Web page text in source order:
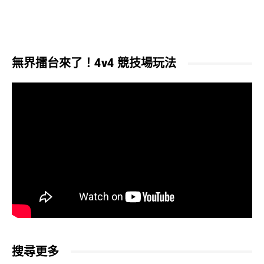
無界擂台來了！4v4 競技場玩法
搜尋更多